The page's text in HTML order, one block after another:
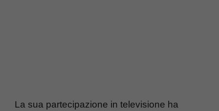
La sua partecipazione in televisione ha